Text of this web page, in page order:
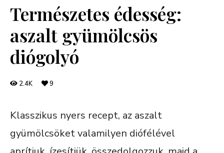
Természetes édesség:
aszalt gyümölcsös
diógolyó
2.4K 9
Klasszikus nyers recept, az aszalt
gyümölcsöket valamilyen diófélével